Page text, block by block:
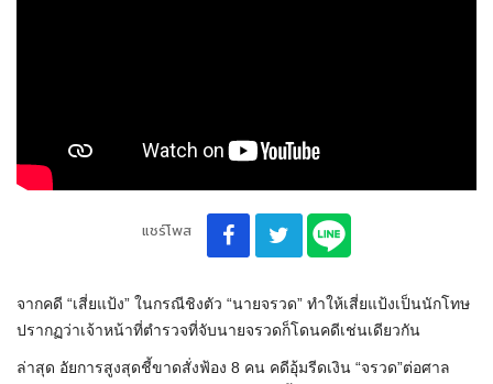
แชร์โพส
จากคดี “เสี่ยแป้ง” ในกรณีชิงตัว “นายจรวด” ทำให้เสี่ยแป้งเป็นนักโทษ
ปรากฏว่าเจ้าหน้าที่ตำรวจที่จับนายจรวดก็โดนคดีเช่นเดียวกัน
ล่าสุด อัยการสูงสุดชี้ขาดสั่งฟ้อง 8 คน คดีอุ้มรีดเงิน “จรวด”ต่อศาล